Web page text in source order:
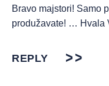
Bravo majstori! Samo
produžavate! … Hvala
REPLY